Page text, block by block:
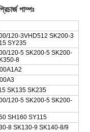
পাম্পঃ
120-3VHD512 SK200-3
SY235
120-5 SK200-5 SK200-
8
SK135 SK235
120-5 SK200-5 SK200-
SH160 SY115
8 SK130-9 SK140-8/9